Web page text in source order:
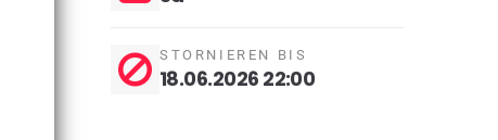
STORNIEREN BIS
18.06.2026 22:00